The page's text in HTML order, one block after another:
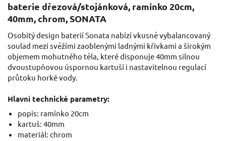
baterie dřezová/stojánková, ramínko 20cm,
40mm, chrom, SONATA
Osobitý design baterií Sonata nabízí vkusně vybalancovaný
soulad mezi svěžími zaoblenými ladnými křivkami a širokým
objemem mohutného těla, které disponuje 40mm silnou
dvoustupňovou úspornou kartuší i nastavitelnou regulací
průtoku horké vody.
Hlavní technické parametry:
popis: ramínko 20cm
kartuš: 40mm
materiál: chrom